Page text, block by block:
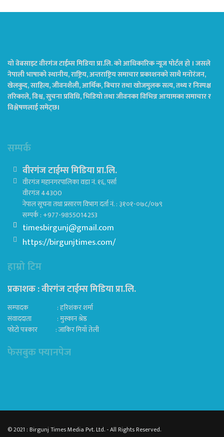
यो वेबसाइट वीरगंज टाईम्स मिडिया प्रा.लि. को आधिकारिक न्यूज पोर्टल हो । जसले
नेपाली भाषाको स्थानीय, राष्ट्रिय, अन्तराष्ट्रिय समाचार प्रकाशनको साथै मनोरंजन,
खेलकुद, साहित्य, जीवनशैली, आर्थिक, बिचार तथा खोजमुलक सत्य, तथ्य र निस्पक्ष
तरिकाले, विश्व, सुचना प्रविधि, भिडियो तथा जीवनका विभिन्न आयामका समाचार र
विश्लेषणलाई समेट्छ।
सम्पर्क
वीरगंज टाईम्स मिडिया प्रा.लि.
वीरगंज महानगरपालिका वडा नं. १६, पर्सा
वीरगंज 44300
नेपाल सूचना तथा प्रसारण विभाग दर्ता नं. : ३१०१-०७८/०७९
सम्पर्क : +977-9855014253
timesbirgunj@gmail.com
https://birgunjtimes.com/
हाम्रो टिम
प्रकाशक : वीरगंज टाईम्स मिडिया प्रा‍.लि.
सम्पादक : हरिशंकर शर्मा
संवाददाता : मुस्कान श्रेष्ठ
फोटो पत्रकार : जाकिर मियाँ तेली
फेसबुक फ्यानपेज
© 2021 : Birgunj Times Media Pvt. Ltd. - All Rights Reserved.